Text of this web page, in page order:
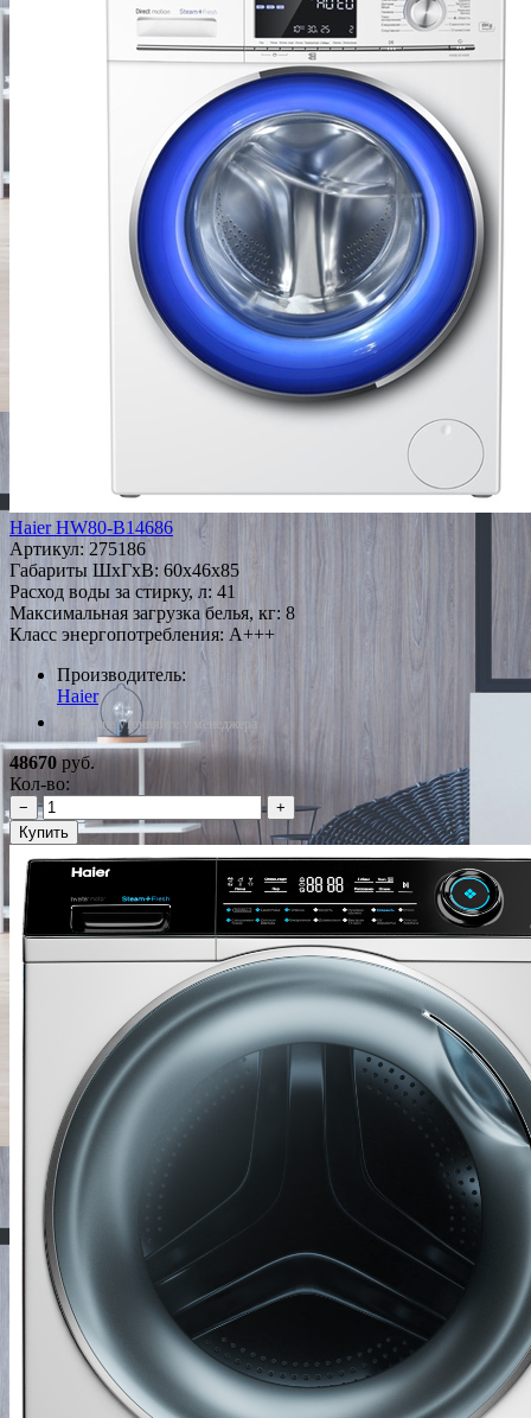
Haier HW80-B14686
Артикул: 275186
Габариты ШxГxВ: 60x46x85
Расход воды за стирку, л: 41
Максимальная загрузка белья, кг: 8
Класс энергопотребления: A+++
Производитель:
Haier
*Наличие уточняйте у менеджера
48670руб.
Кол-во:
−
+
Купить